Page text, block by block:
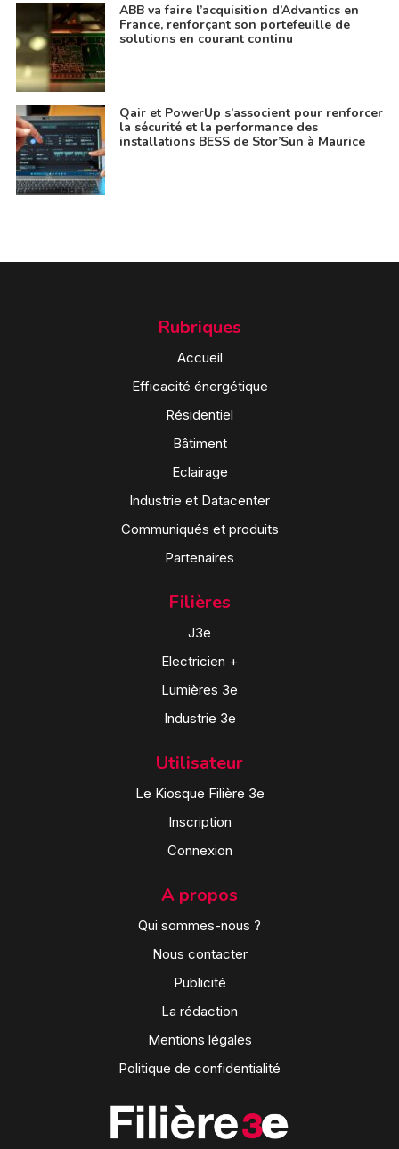
ABB va faire l’acquisition d’Advantics en
France, renforçant son portefeuille de
solutions en courant continu
Qair et PowerUp s’associent pour renforcer
la sécurité et la performance des
installations BESS de Stor’Sun à Maurice
Rubriques
Accueil
Efficacité énergétique
Résidentiel
Bâtiment
Eclairage
Industrie et Datacenter
Communiqués et produits
Partenaires
Filières
J3e
Electricien +
Lumières 3e
Industrie 3e
Utilisateur
Le Kiosque Filière 3e
Inscription
Connexion
A propos
Qui sommes-nous ?
Nous contacter
Publicité
La rédaction
Mentions légales
Politique de confidentialité